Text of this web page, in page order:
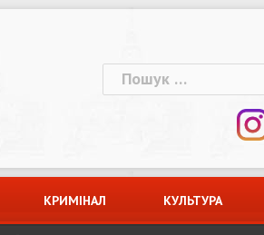
Пошук:
КРИМІНАЛ КУЛЬТУРА